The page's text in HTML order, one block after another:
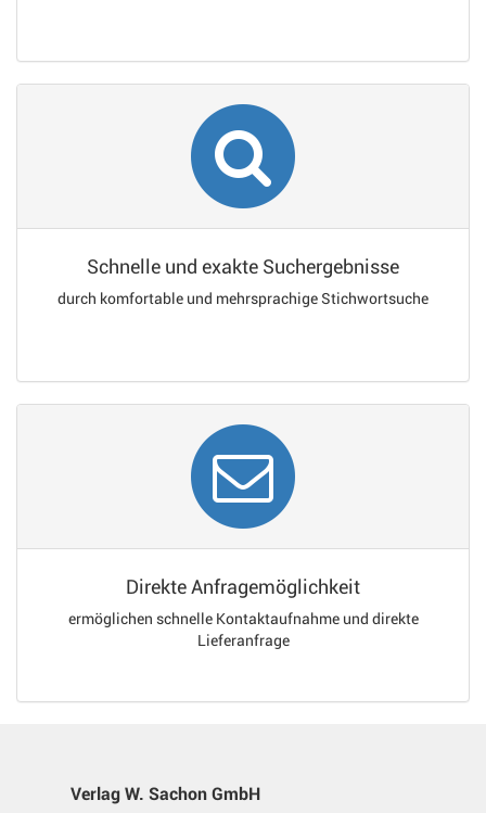
Schnelle und exakte Suchergebnisse
durch komfortable und mehrsprachige Stichwortsuche
Direkte Anfragemöglichkeit
ermöglichen schnelle Kontaktaufnahme und direkte
Lieferanfrage
Verlag W. Sachon GmbH